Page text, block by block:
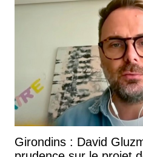
Girondins : David